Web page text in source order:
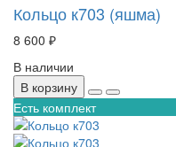
Кольцо к703 (яшма)
8 600 ₽
В наличии
В корзину
Есть комплект